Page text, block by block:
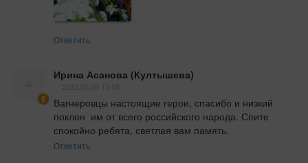
Ответить
Ирина Асанова (Култышева)
Вагнеровцы настоящие герои, спасибо и низкий
поклон  им от всего российского народа. Спите
спокойно ребята, светлая вам память.
Ответить